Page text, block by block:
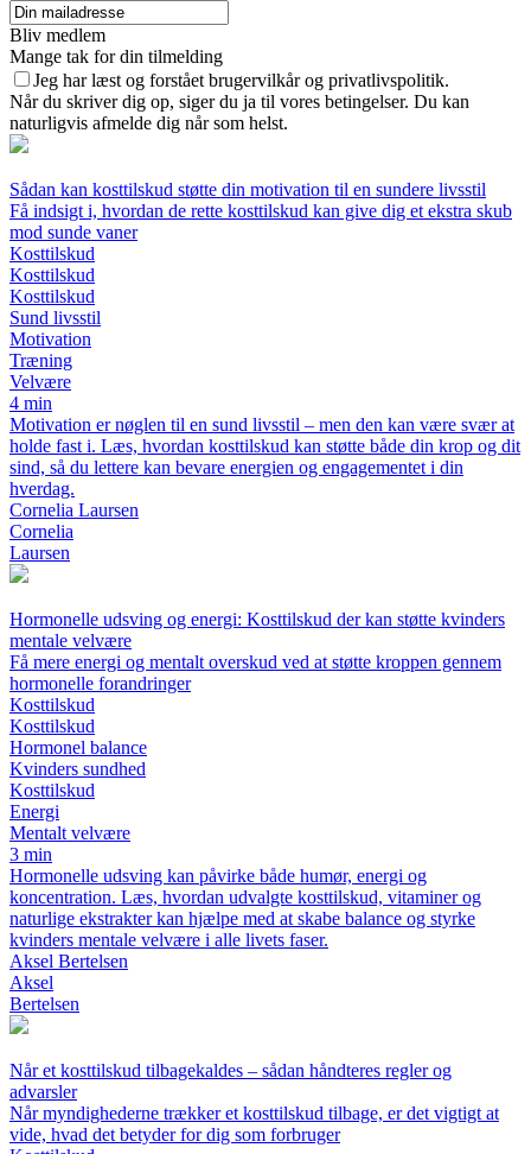
Bliv medlem
Mange tak for din tilmelding
Jeg har læst og forstået brugervilkår og privatlivspolitik.
Når du skriver dig op, siger du ja til vores betingelser. Du kan
naturligvis afmelde dig når som helst.
Sådan kan kosttilskud støtte din motivation til en sundere livsstil
Få indsigt i, hvordan de rette kosttilskud kan give dig et ekstra skub
mod sunde vaner
Kosttilskud
Kosttilskud
Kosttilskud
Sund livsstil
Motivation
Træning
Velvære
4 min
Motivation er nøglen til en sund livsstil – men den kan være svær at
holde fast i. Læs, hvordan kosttilskud kan støtte både din krop og dit
sind, så du lettere kan bevare energien og engagementet i din
hverdag.
Cornelia Laursen
Cornelia
Laursen
Hormonelle udsving og energi: Kosttilskud der kan støtte kvinders
mentale velvære
Få mere energi og mentalt overskud ved at støtte kroppen gennem
hormonelle forandringer
Kosttilskud
Kosttilskud
Hormonel balance
Kvinders sundhed
Kosttilskud
Energi
Mentalt velvære
3 min
Hormonelle udsving kan påvirke både humør, energi og
koncentration. Læs, hvordan udvalgte kosttilskud, vitaminer og
naturlige ekstrakter kan hjælpe med at skabe balance og styrke
kvinders mentale velvære i alle livets faser.
Aksel Bertelsen
Aksel
Bertelsen
Når et kosttilskud tilbagekaldes – sådan håndteres regler og
advarsler
Når myndighederne trækker et kosttilskud tilbage, er det vigtigt at
vide, hvad det betyder for dig som forbruger